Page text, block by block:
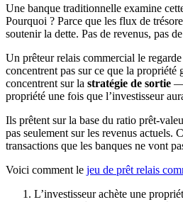
Une banque traditionnelle examine
Pourquoi ? Parce que les flux de
soutenir la dette. Pas de revenus, pas
Un prêteur relais commercial le
concentrent pas sur ce que la propriété
concentrent sur la stratégie de sortie —
propriété une fois que l’investisseur
Ils prêtent sur la base du ratio prêt-
pas seulement sur les revenus actuels.
transactions que les banques ne vont
Voici comment le jeu de prêt relais
L’investisseur achète une